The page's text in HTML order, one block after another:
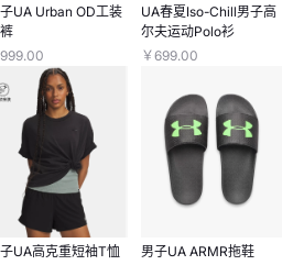
UA Urban OD工装
UA春夏Iso-Chill男子高
尔夫运动Polo衫
￥699.00
UA高克重短袖T恤
男子UA ARMR拖鞋